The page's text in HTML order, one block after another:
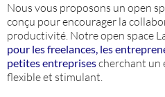
Nous vous proposons un open
conçu pour encourager la
productivité. Notre open space
pour les freelances, les
petites entreprisescherchant un
flexible et stimulant.